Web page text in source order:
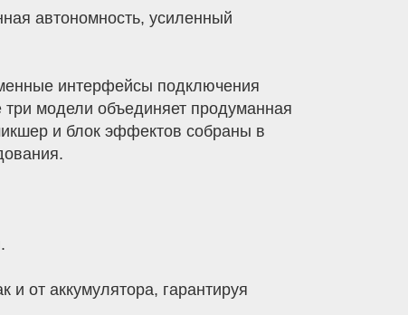
автономность, усиленный
интерфейсы подключения
модели объединяет продуманная
и блок эффектов собраны в
и от аккумулятора, гарантируя